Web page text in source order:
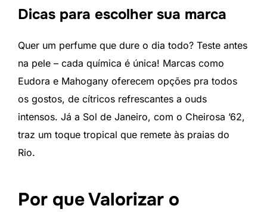
Dicas para escolher sua marca
Quer um perfume que dure o dia todo? Teste antes
na pele – cada química é única! Marcas como
Eudora e Mahogany oferecem opções pra todos
os gostos, de cítricos refrescantes a ouds
intensos. Já a Sol de Janeiro, com o Cheirosa ’62,
traz um toque tropical que remete às praias do
Rio.
Por que Valorizar o